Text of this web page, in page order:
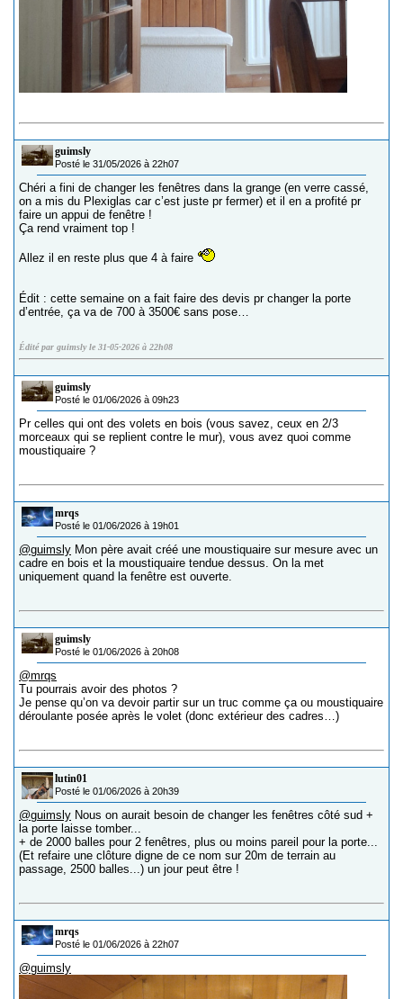
guimsly
Posté le 31/05/2026 à 22h07
Chéri a fini de changer les fenêtres dans la grange (en verre cassé,
on a mis du Plexiglas car c’est juste pr fermer) et il en a profité pr
faire un appui de fenêtre !
Ça rend vraiment top !
Allez il en reste plus que 4 à faire
Édit : cette semaine on a fait faire des devis pr changer la porte
d’entrée, ça va de 700 à 3500€ sans pose…
Édité par guimsly le 31-05-2026 à 22h08
guimsly
Posté le 01/06/2026 à 09h23
Pr celles qui ont des volets en bois (vous savez, ceux en 2/3
morceaux qui se replient contre le mur), vous avez quoi comme
moustiquaire ?
mrqs
Posté le 01/06/2026 à 19h01
@guimsly Mon père avait créé une moustiquaire sur mesure avec un
cadre en bois et la moustiquaire tendue dessus. On la met
uniquement quand la fenêtre est ouverte.
guimsly
Posté le 01/06/2026 à 20h08
@mrqs
Tu pourrais avoir des photos ?
Je pense qu’on va devoir partir sur un truc comme ça ou moustiquaire
déroulante posée après le volet (donc extérieur des cadres…)
lutin01
Posté le 01/06/2026 à 20h39
@guimsly Nous on aurait besoin de changer les fenêtres côté sud +
la porte laisse tomber...
+ de 2000 balles pour 2 fenêtres, plus ou moins pareil pour la porte...
(Et refaire une clôture digne de ce nom sur 20m de terrain au
passage, 2500 balles...) un jour peut être !
mrqs
Posté le 01/06/2026 à 22h07
@guimsly